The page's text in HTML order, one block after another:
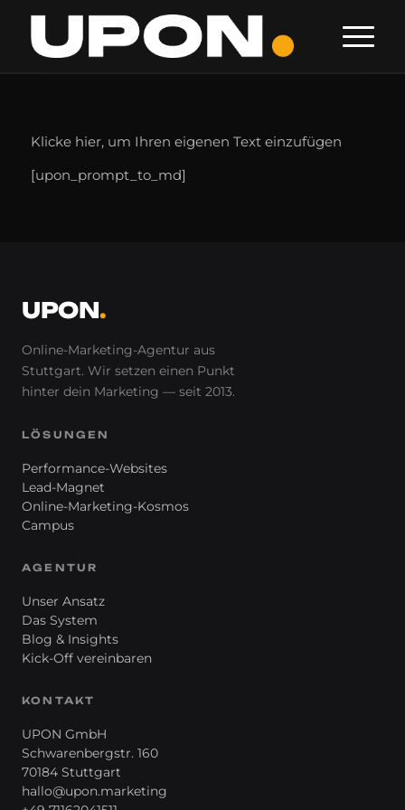
Klicke hier, um Ihren eigenen Text einzufügen
[upon_prompt_to_md]
UPON.
Online-Marketing-Agentur aus
Stuttgart. Wir setzen einen Punkt
hinter dein Marketing — seit 2013.
LÖSUNGEN
Performance-Websites
Lead-Magnet
Online-Marketing-Kosmos
Campus
AGENTUR
Unser Ansatz
Das System
Blog & Insights
Kick-Off vereinbaren
KONTAKT
UPON GmbH
Schwarenbergstr. 160
70184 Stuttgart
hallo@upon.marketing